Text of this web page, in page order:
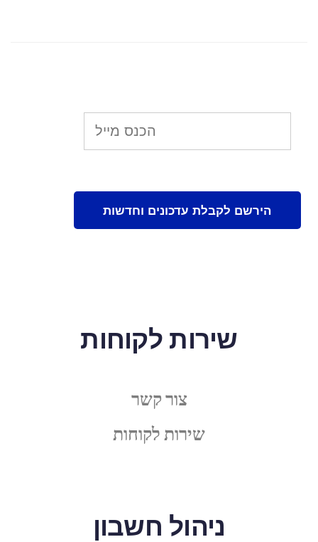
שירות לקוחות
צור קשר
שירות לקוחות
ניהול חשבון